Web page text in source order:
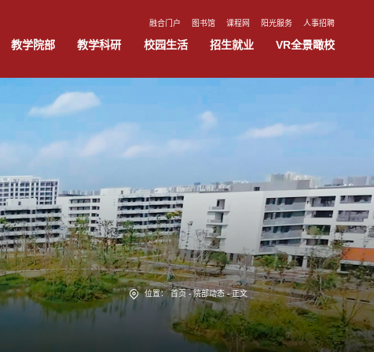
融合门户 图书馆 课程网 阳光服务 人事招聘
教学院部 教学科研 校园生活 招生就业 VR全景瞰校
位置：首页-院部动态-正文